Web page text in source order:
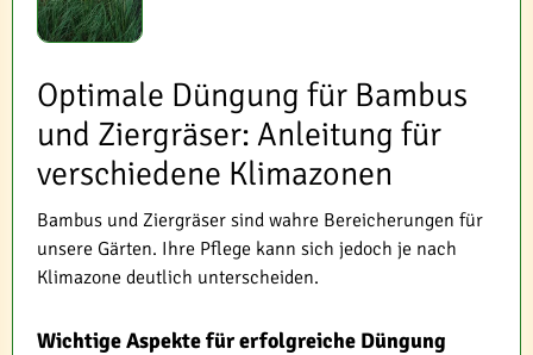
Optimale Düngung für Bambus
und Ziergräser: Anleitung für
verschiedene Klimazonen
Bambus und Ziergräser sind wahre Bereicherungen für
unsere Gärten. Ihre Pflege kann sich jedoch je nach
Klimazone deutlich unterscheiden.
Wichtige Aspekte für erfolgreiche Düngung